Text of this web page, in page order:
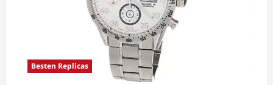
Besten Replicas